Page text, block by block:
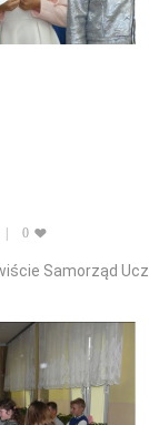
0
Samorząd